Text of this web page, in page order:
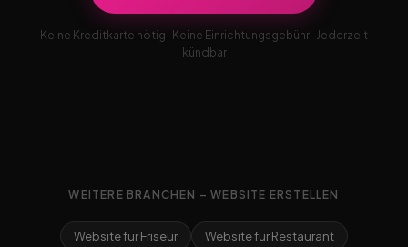
Keine Kreditkarte nötig · Keine Einrichtungsgebühr · Jederzeit
kündbar
WEITERE BRANCHEN – WEBSITE ERSTELLEN
Website für Friseur
Website für Restaurant